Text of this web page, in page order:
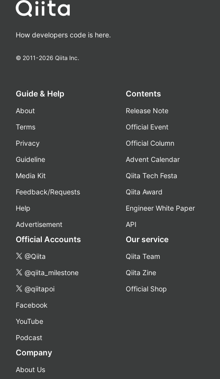
How developers code is here.
© 2011-2026 Qiita Inc.
Guide & Help
About
Terms
Privacy
Guideline
Media Kit
Feedback/Requests
Help
Advertisement
Contents
Release Note
Official Event
Official Column
Advent Calendar
Qiita Tech Festa
Qiita Award
Engineer White Paper
API
Official Accounts
@Qiita
@qiita_milestone
@qiitapoi
Facebook
YouTube
Podcast
Our service
Qiita Team
Qiita Zine
Official Shop
Company
About Us